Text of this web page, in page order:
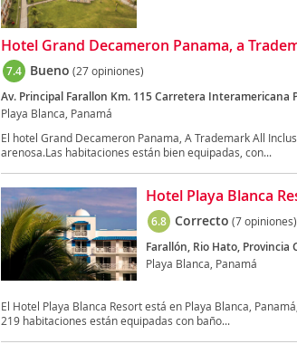
Hotel Grand Decameron Panama, a
7.4 Bueno (27 opiniones)
Av. Principal Farallon Km. 115 Carretera Interamericana
Playa Blanca, Panamá
El hotel Grand Decameron Panama, A Trademark All
arenosa.Las habitaciones están bien equipadas, con...
Hotel Playa Blanca
6.8 Correcto (7 opiniones)
Farallón, Rio Hato, Provincia
Playa Blanca, Panamá
El Hotel Playa Blanca Resort está en Playa Blanca,
219 habitaciones están equipadas con baño...